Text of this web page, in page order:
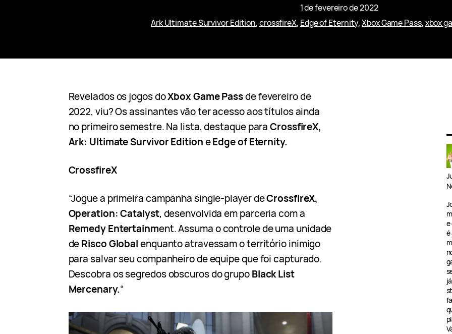
1 de fevereiro de 2022
Ark Ultimate Survivor Edition, crossfireX, Edge of Eternity, Xbox Game Pass, xbox
Revelados os jogos doXbox Game Passde fevereiro de
2022, viu? Os assinantes vão ter acesso aos títulos ainda
no primeiro semestre. Na lista, destaque paraCrossfireX,
Ark: Ultimate Survivor EditioneEdge of Eternity.
CrossfireX
“Jogue a primeira campanha single-player deCrossfireX,
Operation: Catalyst, desenvolvida em parceria com a
Remedy Entertainment. Assuma o controle de uma unidade
deRisco Globalenquanto atravessam o território inimigo
para salvar seu companheiro de equipe que foi capturado.
Descobra os segredos obscuros do grupoBlack List
Mercenary.“
e
é